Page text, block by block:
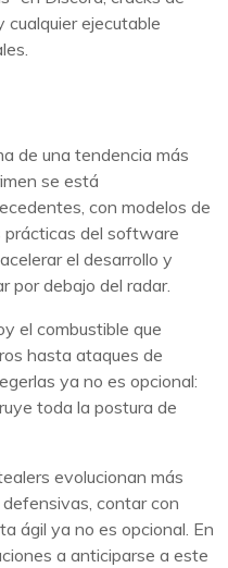
ejecutable
de una tendencia más
se está
con modelos de
prácticas del software
el desarrollo y
por debajo del radar.
el combustible que
hasta ataques de
ya no es opcional:
toda la postura de
evolucionan más
contar con
ágil ya no es opcional. En
a anticiparse a este